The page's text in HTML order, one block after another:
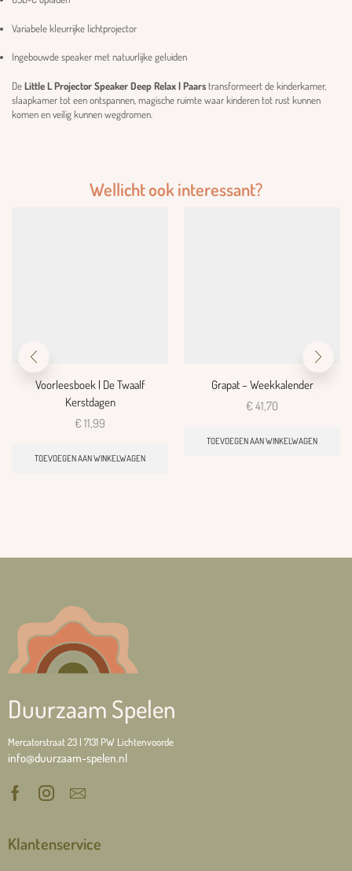
Variabele kleurrijke lichtprojector
Ingebouwde speaker met natuurlijke geluiden
DeLittle L Projector Speaker Deep Relax | Paarstransformeert de kinderkamer,
slaapkamer tot een ontspannen, magische ruimte waar kinderen tot rust kunnen
komen en veilig kunnen wegdromen.
Wellicht ook interessant?
Voorleesboek | De Twaalf
Kerstdagen
€ 11,99
TOEVOEGEN AAN WINKELWAGEN
Grapat – Weekkalender
€ 41,70
TOEVOEGEN AAN WINKELWAGEN
Duurzaam Spelen
Mercatorstraat 23 | 7131 PW Lichtenvoorde
info@duurzaam-spelen.nl
Klantenservice